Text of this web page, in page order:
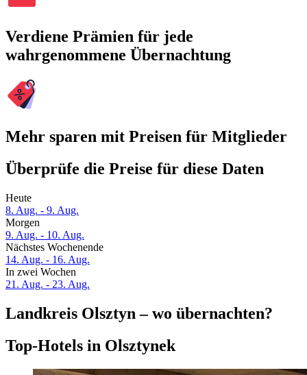
Verdiene Prämien für jede
wahrgenommene Übernachtung
Mehr sparen mit Preisen für Mitglieder
Überprüfe die Preise für diese Daten
Heute
8. Aug. - 9. Aug.
Morgen
9. Aug. - 10. Aug.
Nächstes Wochenende
14. Aug. - 16. Aug.
In zwei Wochen
21. Aug. - 23. Aug.
Landkreis Olsztyn – wo übernachten?
Top-Hotels in Olsztynek